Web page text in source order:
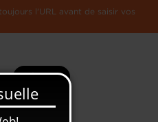
l'URL avant de saisir vos
Plus